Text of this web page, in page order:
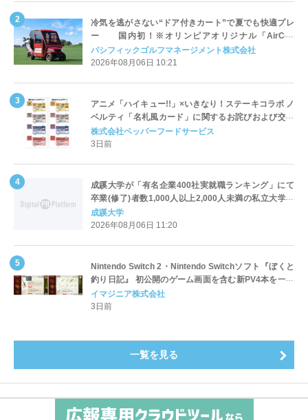
冷気を逃がさない“ドア付きカート”で夏でも快適プレ
ー 国内初！※オリンピアオリジナル「AirCon
Cart（エアコンカート）」導入 | ＰＧＭ
パシフィックゴルフマネージメント株式会社
2026年08月06日 10:21
アニメ「ハイキュー!!」×いきなり！ステーキコラボ ノ
ベルティ「名札風カード」に関するお詫びおよび交換
対応についてのご案内
株式会社ペッパーフードサービス
3日前
成蹊大学が「有名企業400社実就職ランキング」にて
卒業(修了)者数1,000人以上2,000人未満の私立大学で
全国第1位を獲得！～実就職率は26.5%（前年比＋
4.3pt）に伸長、東京の私立大学でも10位にランクイン
成蹊大学
2026年08月06日 11:20
Nintendo Switch 2・Nintendo Switchソフト『ぼくと
釣り日記』 初公開のゲーム画面を含む新PV4本を一挙
公開！
イマジニア株式会社
3日前
一覧を見る